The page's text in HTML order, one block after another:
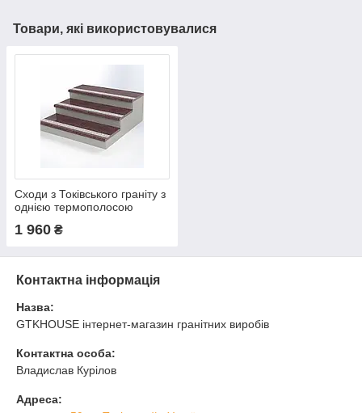
Товари, які використовувалися
Сходи з Токівського граніту з
однією термополосою
1 960 ₴
Контактна інформація
Назва:
GTKHOUSE інтернет-магазин гранітних виробів
Контактна особа:
Владислав Курілов
Адреса: